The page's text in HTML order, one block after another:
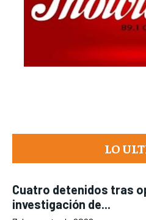
LO
Cuatro detenidos tras
investigación de...